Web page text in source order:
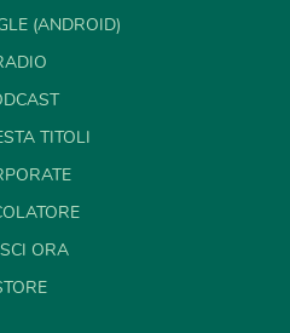
(ANDROID)
TITOLI
ORA